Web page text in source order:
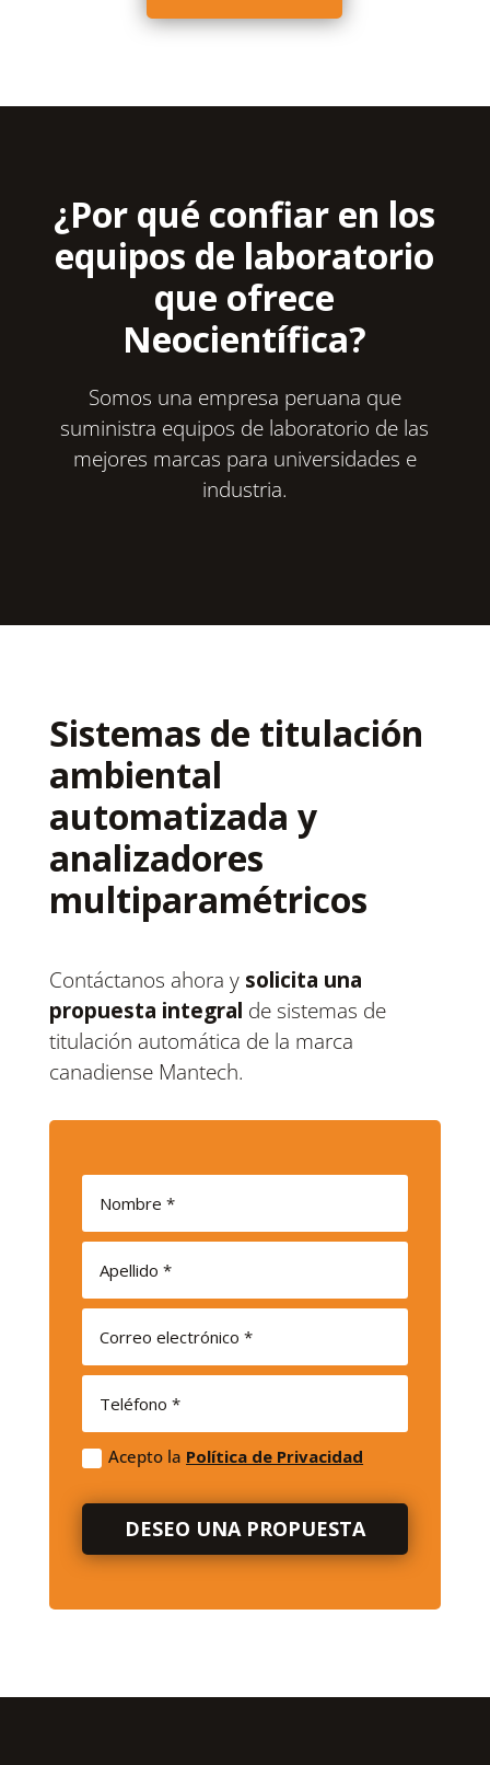
¿Por qué confiar en los
equipos de laboratorio
que ofrece
Neocientífica?
Somos una empresa peruana que
suministra equipos de laboratorio de las
mejores marcas para universidades e
industria.
Sistemas de titulación
ambiental
automatizada y
analizadores
multiparamétricos
Contáctanos ahora y solicita una
propuesta integral de sistemas de
titulación automática de la marca
canadiense Mantech.
Acepto la Política de Privacidad
DESEO UNA PROPUESTA